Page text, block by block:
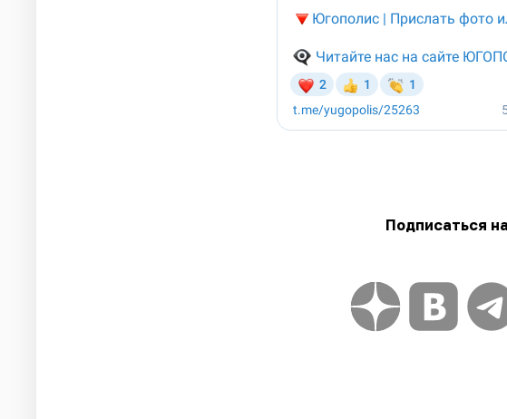
Подписаться